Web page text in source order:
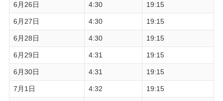
6月26日 4:30 19:15
6月27日 4:30 19:15
6月28日 4:30 19:15
6月29日 4:31 19:15
6月30日 4:31 19:15
7月1日 4:32 19:15